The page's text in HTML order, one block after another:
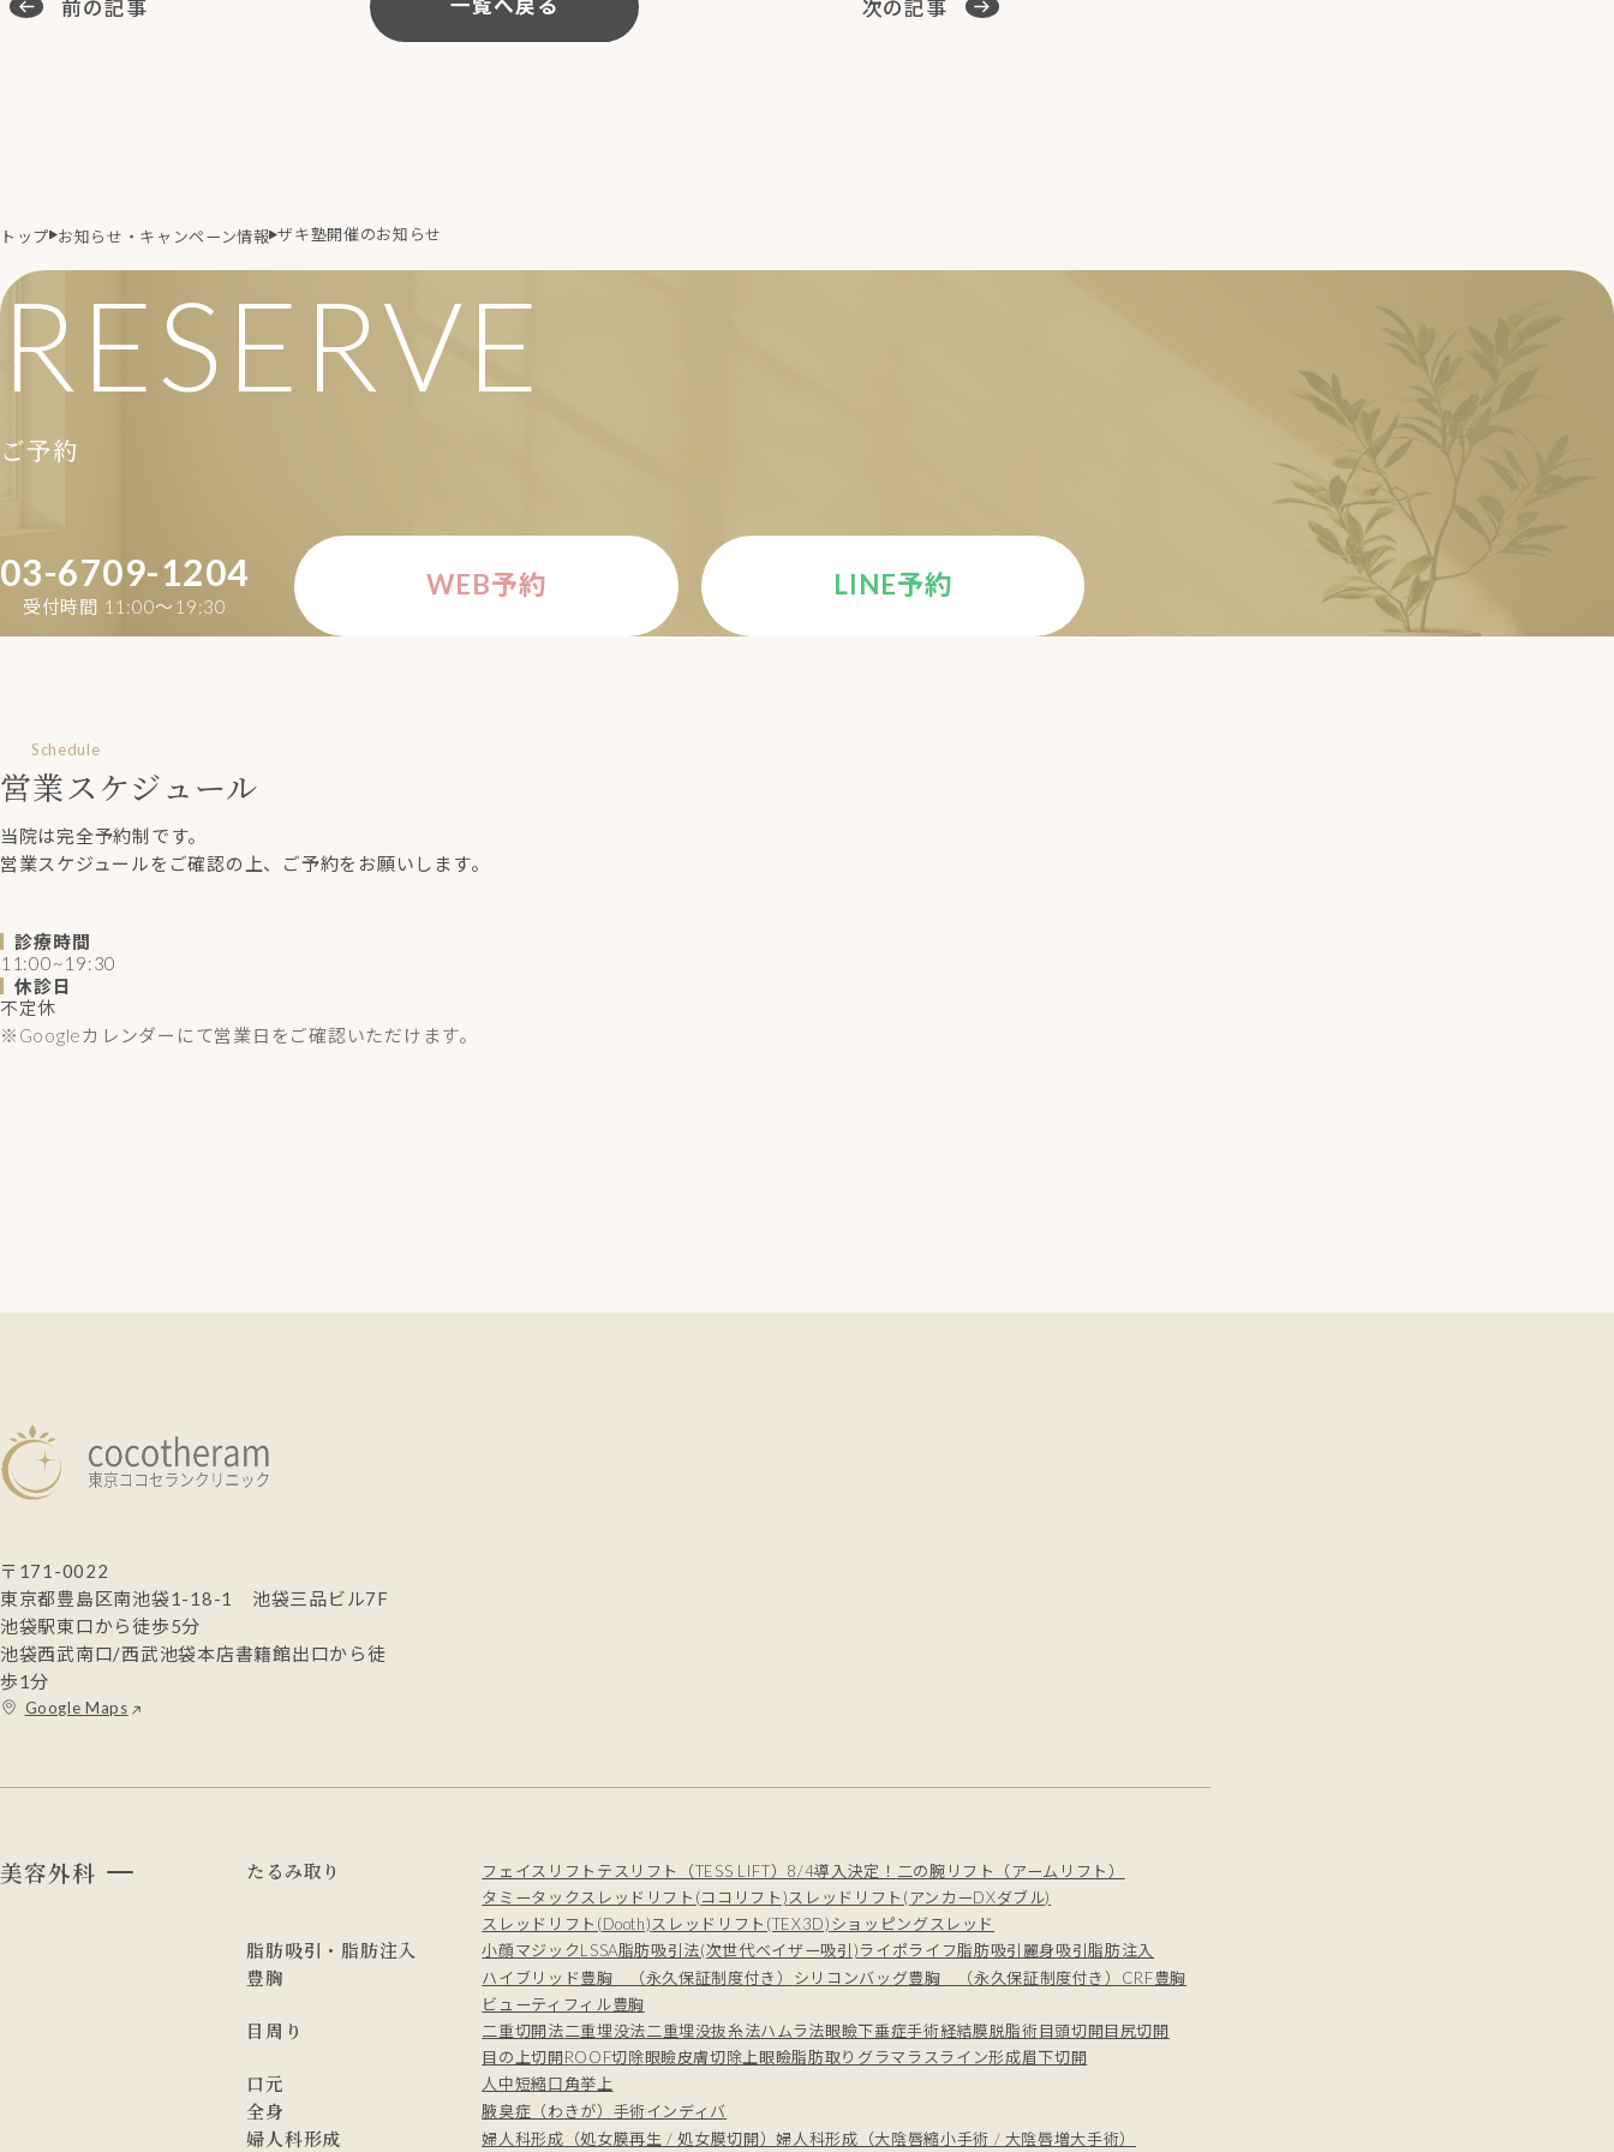
前の記事 次の記事
トップ お知らせ・キャンペーン情報 ザキ塾開催のお知らせ
RESERVE
ご予約
03-6709-1204
受付時間 11:00〜19:30
WEB予約 LINE予約
Schedule
営業スケジュール
当院は完全予約制です。
営業スケジュールをご確認の上、ご予約をお願いします。
診療時間
11:00~19:30
休診日
不定休
※Googleカレンダーにて営業日をご確認いただけます。
〒171-0022
東京都豊島区南池袋1-18-1 池袋三品ビル7F
池袋駅東口から徒歩5分
池袋西武南口/西武池袋本店書籍館出口から徒
歩1分
Google Maps
美容外科 たるみ取り フェイスリフト テスリフト（TESS LIFT）8/4導入決定！ 二の腕リフト（アームリフト）
タミータックスレッドリフト(ココリフト)スレッドリフト(アンカーDXダブル)
スレッドリフト(Dooth)スレッドリフト(TEX3D)ショッピングスレッド
脂肪吸引・脂肪注入 小顔マジックLSSA脂肪吸引法(次世代ベイザー吸引)ライポライフ脂肪吸引 麗身吸引脂肪注入
豊胸 ハイブリッド豊胸 （永久保証制度付き） シリコンバッグ豊胸 （永久保証制度付き） CRF豊胸
ビューティフィル豊胸
目周り 二重切開法二重埋没法二重埋没抜糸法ハムラ法眼瞼下垂症手術経結膜脱脂術目頭切開目尻切開
目の上切開ROOF切除眼瞼皮膚切除上眼瞼脂肪取り グラマラスライン形成眉下切開
口元 人中短縮口角挙上
全身 腋臭症（わきが）手術インディバ
婦人科形成 婦人科形成（処女膜再生 / 処女膜切開）婦人科形成（大陰唇縮小手術 / 大陰唇増大手術）